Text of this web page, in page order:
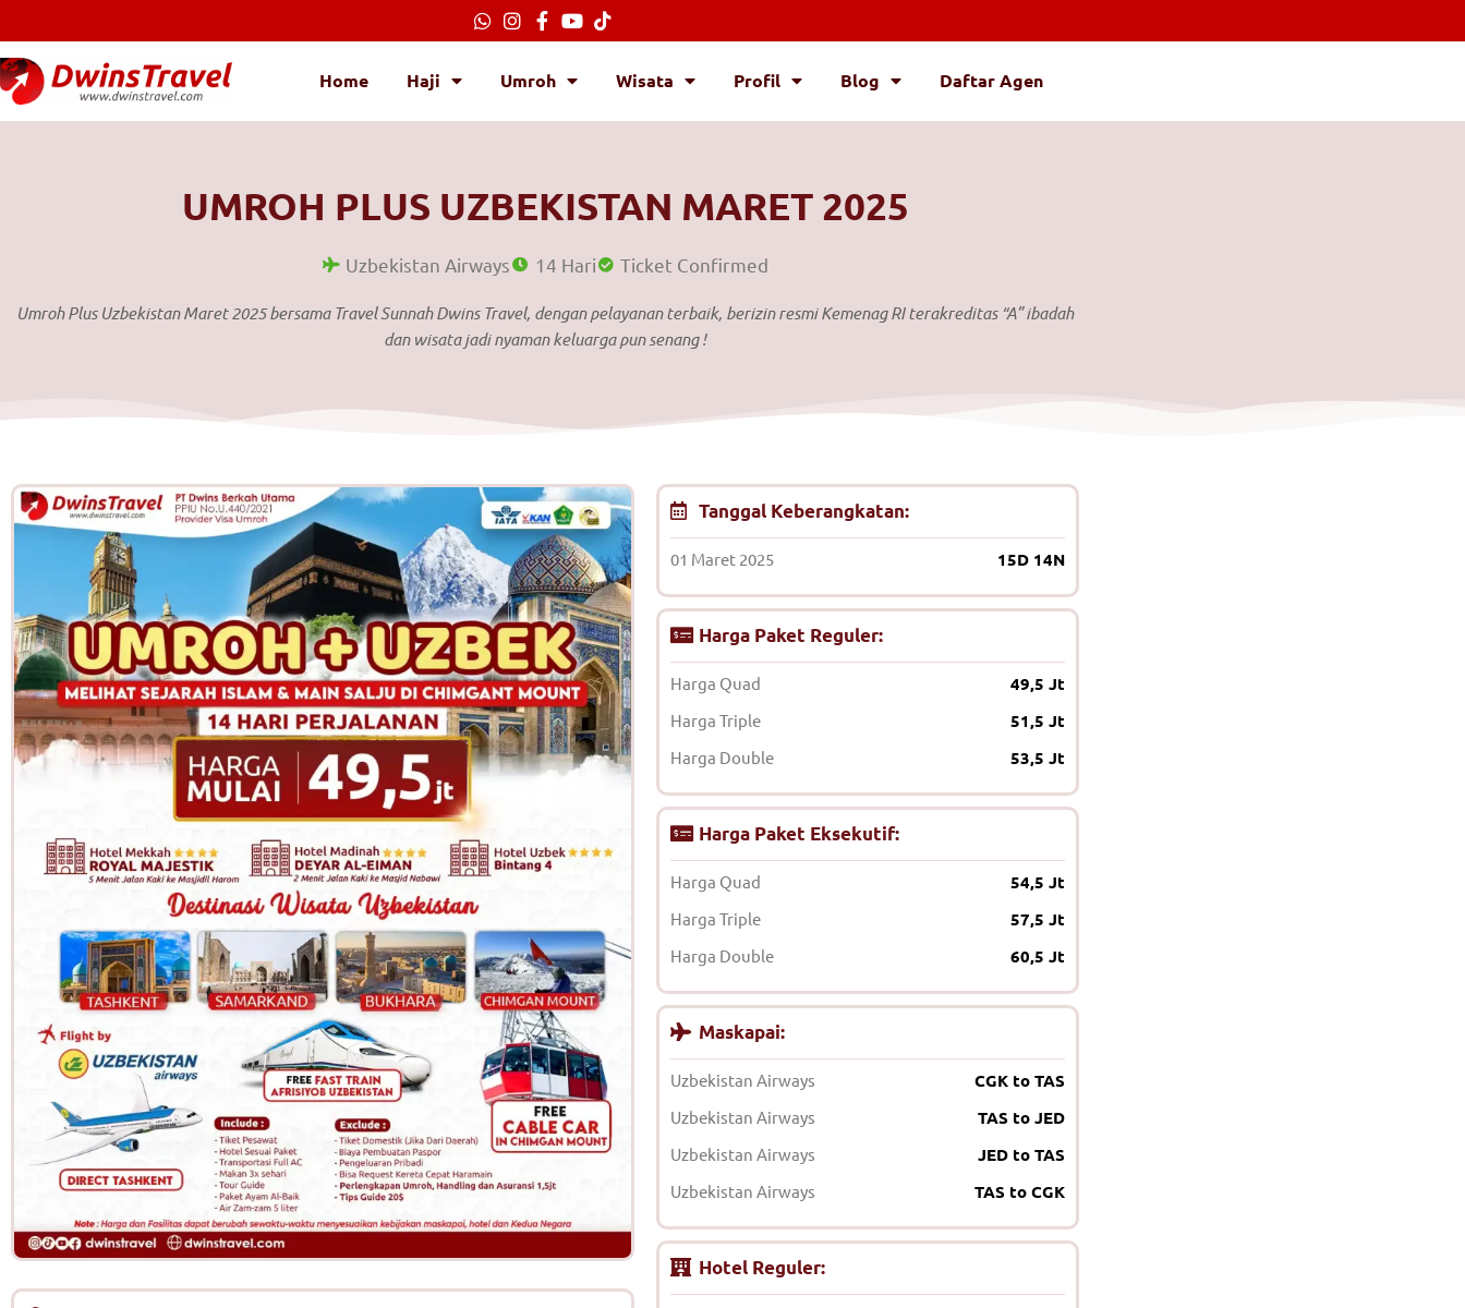
ke
konten
Home Haji Umroh Wisata Profil Blog Daftar Agen
UMROH PLUS UZBEKISTAN MARET 2025
Uzbekistan Airways 14 Hari Ticket Confirmed
Umroh Plus Uzbekistan Maret 2025 bersama Travel Sunnah Dwins Travel, dengan pelayanan terbaik, berizin resmi Kemenag RI terakreditas “A” ibadah
dan wisata jadi nyaman keluarga pun senang !
Tanggal Keberangkatan:
01 Maret 2025 15D 14N
Harga Paket Reguler:
Harga Quad 49,5 Jt
Harga Triple 51,5 Jt
Harga Double 53,5 Jt
Harga Paket Eksekutif:
Harga Quad 54,5 Jt
Harga Triple 57,5 Jt
Harga Double 60,5 Jt
Maskapai:
Uzbekistan Airways CGK to TAS
Uzbekistan Airways TAS to JED
Uzbekistan Airways JED to TAS
Uzbekistan Airways TAS to CGK
Hotel Reguler: